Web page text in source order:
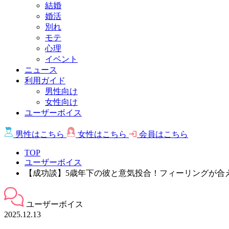
結婚
婚活
別れ
モテ
心理
イベント
ニュース
利用ガイド
男性向け
女性向け
ユーザーボイス
男性はこちら 女性はこちら 会員はこちら
TOP
ユーザーボイス
【成功談】5歳年下の彼と意気投合！フィーリングが合
ユーザーボイス
2025.12.13